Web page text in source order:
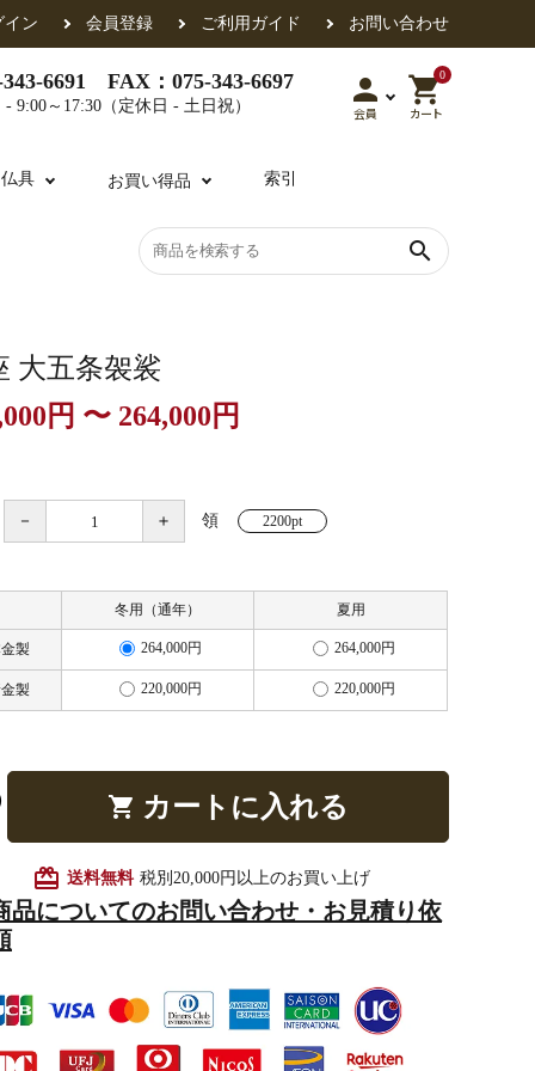
イン 会員登録 ご利用ガイド お問い合わせ
6691 FAX：075-343-6697
9:00～17:30（定休日 - 土日祝） person
会員
0
shopping_cart
カート
各派共通
得度・中仏用品
半装 作務衣
仏具 讃佛歌掛図
山号額・寄進額・定紋
具 お買い得品 索引
search
大五条袈裟
円 〜 264,000円
－ ＋ 領 2200pt
冬用（通年） 夏用
製 264,000円 264,000円
製 220,000円 220,000円
shopping_cart カートに入れる
card_giftcard 送料無料 税別20,000円以上のお買い上げ
品についてのお問い合わせ・お見積り依